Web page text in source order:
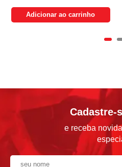
Adicionar ao carrinho
Cadastre-
e receba